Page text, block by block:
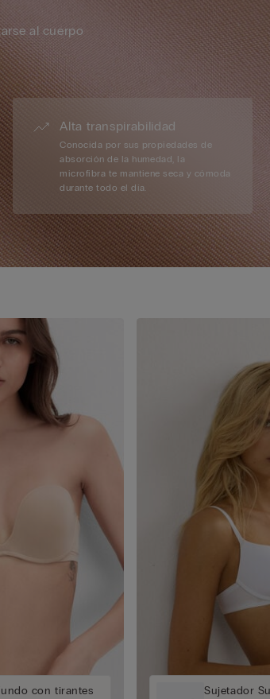
al cuerpo
Alta transpirabilidad
Conocida por sus propiedades de
absorción de la humedad, la
microfibra te mantiene seca y cómoda
durante todo el día.
con tirantes
Sujetador